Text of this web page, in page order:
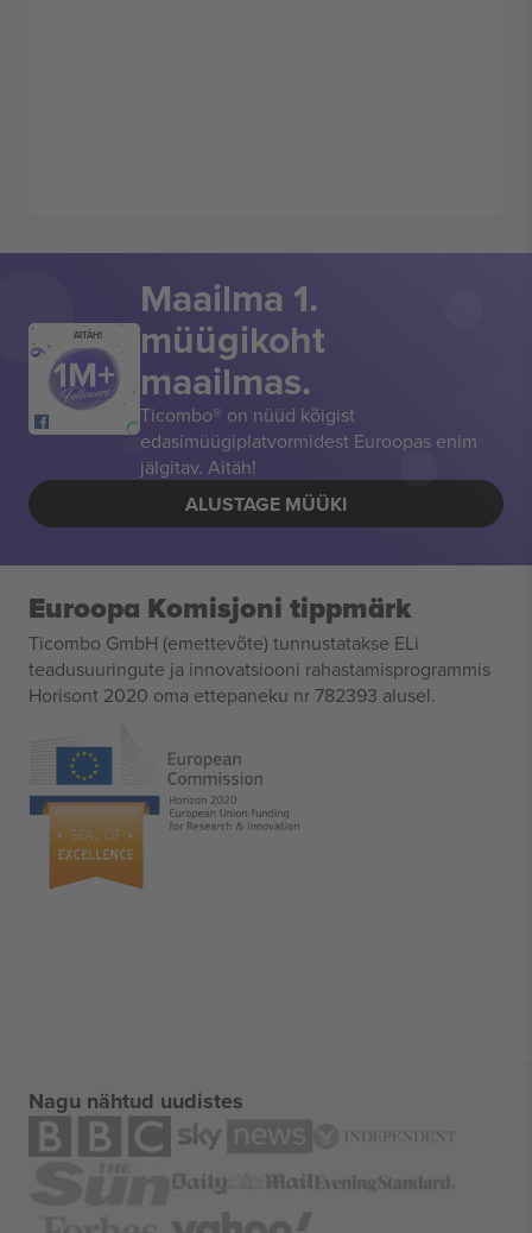
AITÄH!
Maailma 1.
müügikoht
maailmas.
Ticombo® on nüüd kõigist
edasimüügiplatvormidest Euroopas enim
jälgitav. Aitäh!
ALUSTAGE MÜÜKI
Euroopa Komisjoni tippmärk
Ticombo GmbH (emettevõte) tunnustatakse ELi
teadusuuringute ja innovatsiooni rahastamisprogrammis
Horisont 2020 oma ettepaneku nr 782393 alusel.
Nagu nähtud uudistes